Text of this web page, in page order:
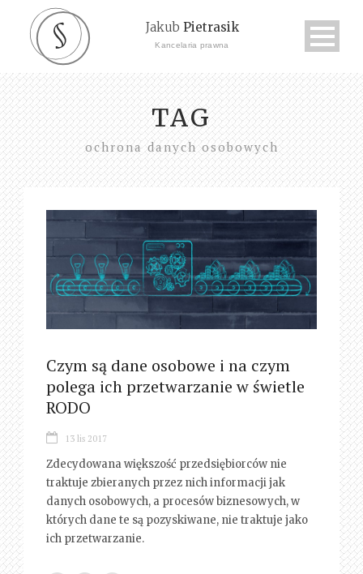
Jakub Pietrasik
Kancelaria prawna
TAG
ochrona danych osobowych
Czym są dane osobowe i na czym
polega ich przetwarzanie w świetle
RODO
13 lis 2017
Zdecydowana większość przedsiębiorców nie
traktuje zbieranych przez nich informacji jak
danych osobowych, a procesów biznesowych, w
których dane te są pozyskiwane, nie traktuje jako
ich przetwarzanie.